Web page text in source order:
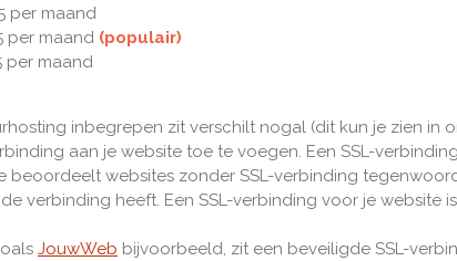
per maand
per maand (populair)
per maand
inbegrepen zit verschilt nogal (dit kun je zien
aan je website toe te voegen. Een SSL-
beoordeelt websites zonder SSL-verbinding
verbinding heeft. Een SSL-verbinding voor je website
JouwWeb bijvoorbeeld, zit een beveiligde SSL-